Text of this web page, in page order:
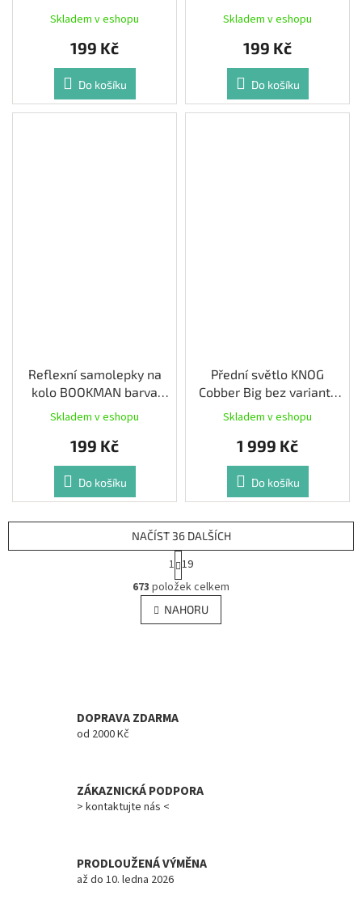
Modrá
Skladem v eshopu
199 Kč
Do košíku
Zelená
Skladem v eshopu
199 Kč
Do košíku
Reflexní samolepky na
kolo BOOKMAN barva
Skladem v eshopu
199 Kč
Do košíku
Přední světlo KNOG
Cobber Big bez varianty
Skladem v eshopu
1 999 Kč
Do košíku
O
v
l
á
ý
u
NAČÍST 36 DALŠÍCH
S
t
r
á
n
k
1 19
673 položek celkem
NAHORU
DOPRAVA ZDARMA
od 2000 Kč
ZÁKAZNICKÁ PODPORA
> kontaktujte nás <
PRODLOUŽENÁ VÝMĚNA
až do 10. ledna 2026